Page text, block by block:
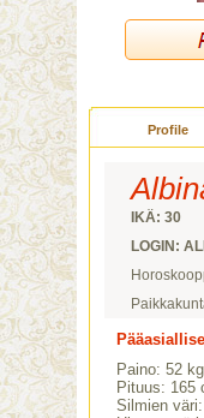
Profile
IKÄ: 30
LOGIN:
Paino: 52 kg
Pituus: 165
Silmien